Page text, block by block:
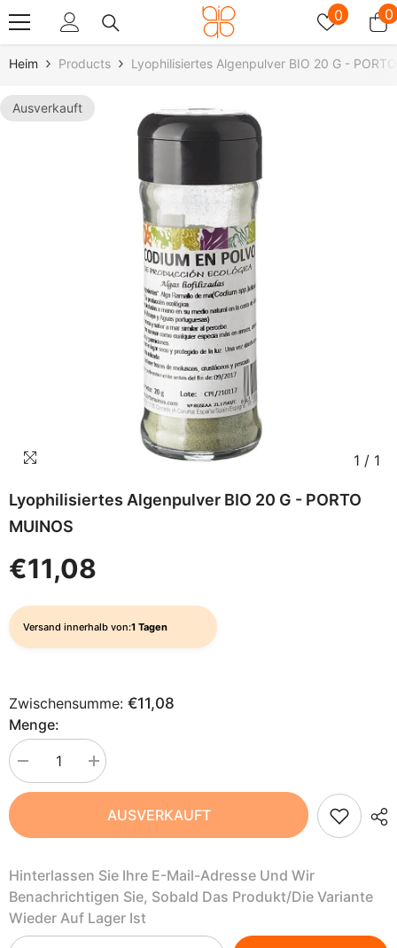
0 00
Heim Products Lyophilisiertes Algenpulver BIO 20 G -
Ausverkauft
1 / 1
Lyophilisiertes Algenpulver BIO 20 G - PORTO
MUINOS
€11,08
Versand innerhalb von:1 Tagen
Zwischensumme: €11,08
Menge:
verringern
für
BIO
-
MUINOS
Menge
erhöhen
für
Lyophilisiertes
Algenpulver
-
MUINOS
AUSVERKAUFT
Hinterlassen Sie Ihre E-Mail-Adresse Und Wir
Benachrichtigen Sie, Sobald Das Produkt/die Variante
Wieder Auf Lager Ist